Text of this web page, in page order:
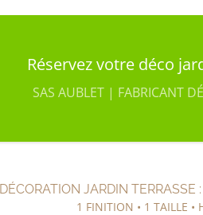
Réservez votre déco
SAS AUBLET | FABRICANT
DÉCORATION JARDIN
1 FINITION • 1 TAILLE •